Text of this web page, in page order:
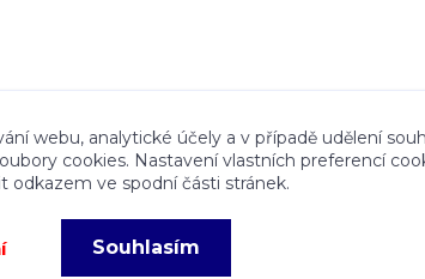
na stránkách Talocan.cz a
je zakázáno.
webu, analytické účely a v případě udělení
cookies. Nastavení vlastních preferencí
odkazem ve spodní části stránek.
Souhlasím